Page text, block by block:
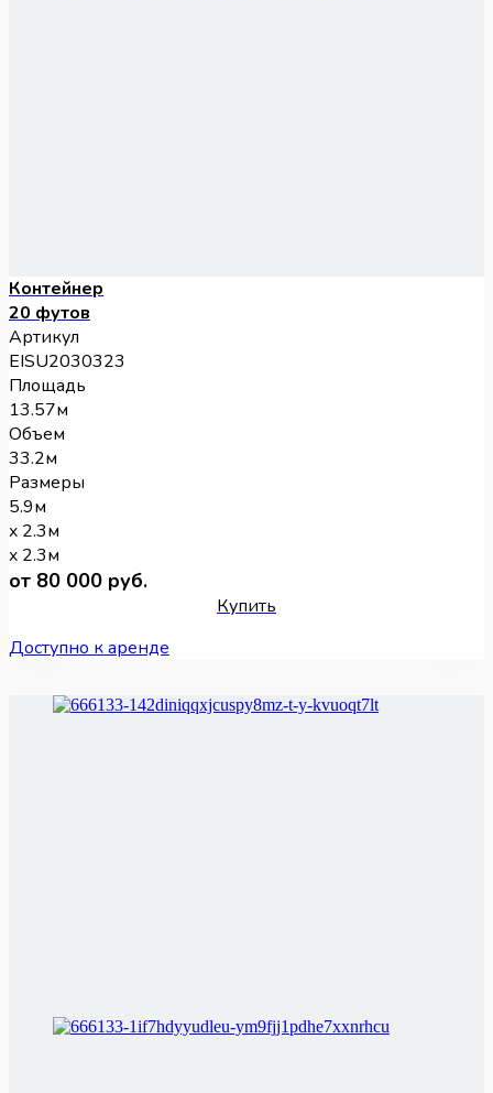
Контейнер
20 футов
Артикул
EISU2030323
Площадь
13.57м
Объем
33.2м
Размеры
5.9м
x 2.3м
x 2.3м
от 80 000 руб.
Купить
Доступно к аренде